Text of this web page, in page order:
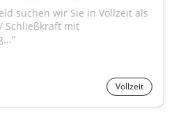
/ Schließkraft mit
Vollzeit